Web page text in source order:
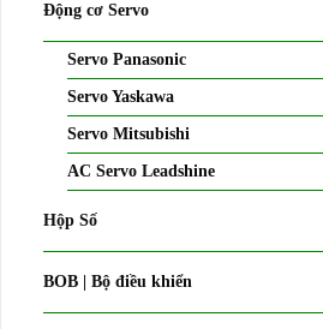
Động cơ Servo
Servo Panasonic
Servo Yaskawa
Servo Mitsubishi
AC Servo Leadshine
Hộp Số
BOB | Bộ điều khiển